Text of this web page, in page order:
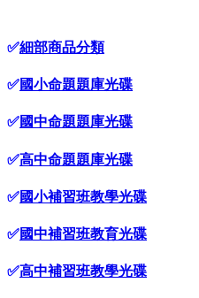
✅細部商品分類
✅國小命題題庫光碟
✅國中命題題庫光碟
✅高中命題題庫光碟
✅國小補習班教學光碟
✅國中補習班教育光碟
✅高中補習班教學光碟